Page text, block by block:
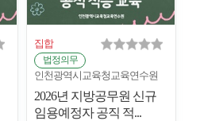
집합
법정의무
인천광역시교육청교육연수원
2026년 지방공무원 신규
임용예정자 공직 적...